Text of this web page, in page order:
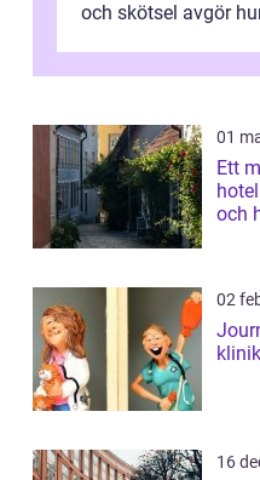
och skötsel avgör
01
Ett
hotell nyckeln till nöjdare
och
02
16